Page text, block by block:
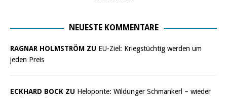
NEUESTE KOMMENTARE
RAGNAR HOLMSTRÖM ZU EU-Ziel: Kriegstüchtig werden um
jeden Preis
ECKHARD BOCK ZU Heloponte: Wildunger Schmankerl – wieder